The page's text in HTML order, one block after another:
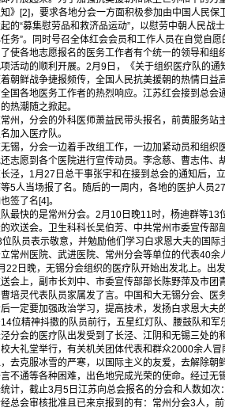
》[2]，要求各地分会一方面积极参加由中国人民
的“募集慰劳品和救济品运动”，以慰劳中朝人民战
务”。同时号召全体红会会员和工作人员在自觉自
各地志愿报名的医务工作者有个统一的领导和组
活动的顺利开展。2月9日，《关于组织医疗队的通
鲜战争捷报频传，全国人民抗美援朝的热情日益
国各地医务工作者的热烈响应。江苏红会接到总
热潮随之掀起。
，分会的外科医师萧益民带头报名，前黄服务站
加入医疗队。
，分会一边着手改组工作，一边加紧动员和组织
志愿到各个医院进行宣传动员。李念慈、曹志伟、
，1月27日总干事张宇和在接到总会的通知后，立
5人当场报了名。随后的一周内，各地的医护人员
签了名[4]。
快的是常州分会。2月10日晚11时，杨迪群等13
的欢送会。卫生科科长吴伯芳、中共常州市委宣传
队员表示敬意，并勉励他们学习白求恩大夫的国
常州医院、武进医院、常州分会等单位的代表40余
日晚，无锡分会组织的医疗队开始出发北上。出发
会上，副市长刘中、市委宣传部部长陈野萍及市
培灵代表队员家属发了言。中国和大无锡分会、医
一定要加强政治学习，提高技术，发扬白求恩大
位精神抖擞的队员前行，五星红灯队、腰鼓队和军
会的医疗队出发受到了长泾、江阴和无锡三处的
大礼堂举行，有关机关团体代表和群众2000余人
去克服冰雪的严寒，以国际主义的友爱，去解除
不通等各种困难，出色地完成光荣的使命。经过无
，截止3月5日江苏向总会报名的分会和人数如次
总会审核批准且已来京报到的有：常州分会3人，